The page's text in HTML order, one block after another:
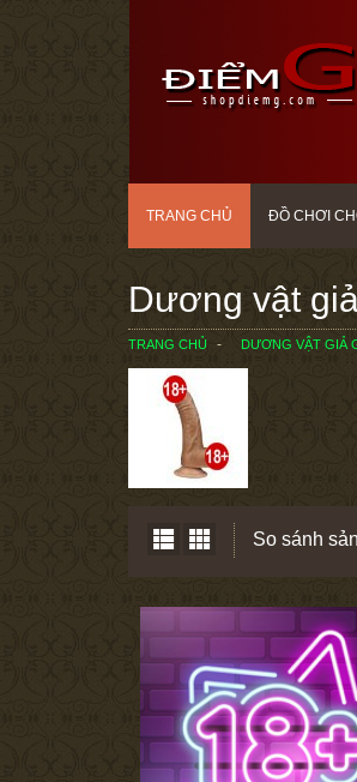
TRANG CHỦ ĐỒ CHƠI
Dương vật
TRANG CHỦ DƯƠNG VẬT GIẢ
So sánh